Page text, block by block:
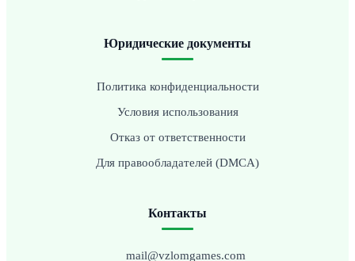
Юридические документы
Политика конфиденциальности
Условия использования
Отказ от ответственности
Для правообладателей (DMCA)
Контакты
mail@vzlomgames.com